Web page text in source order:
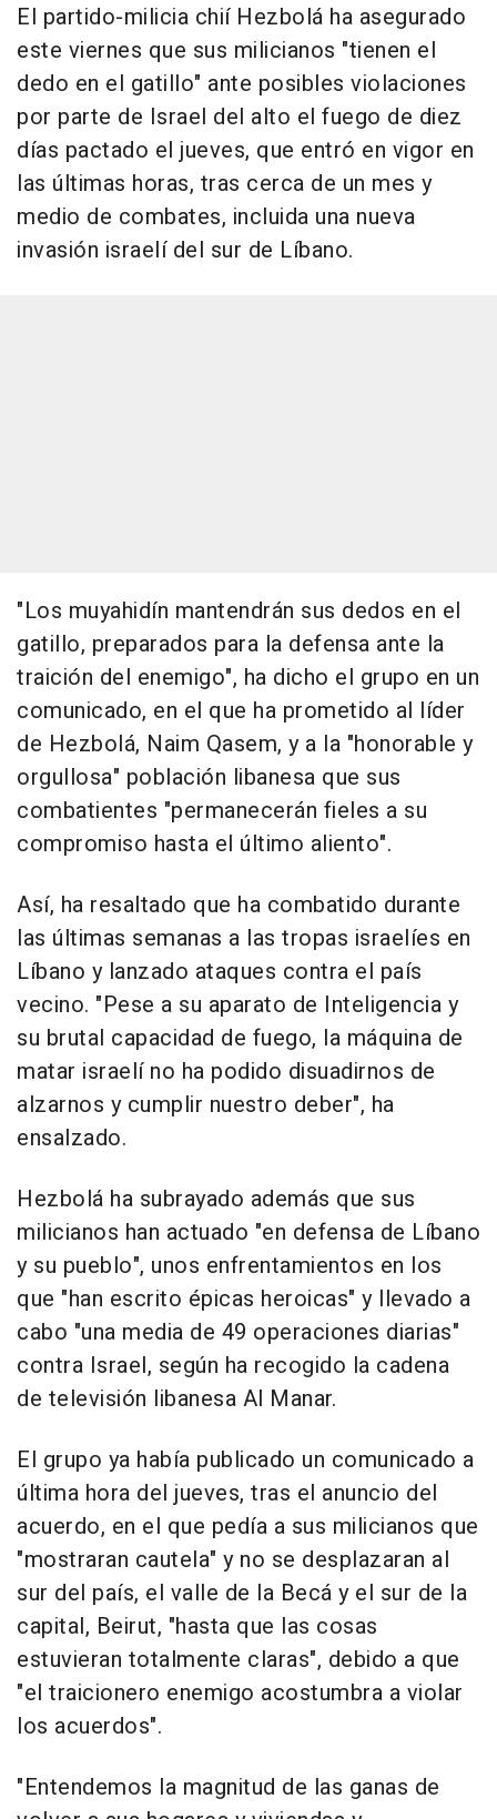
El partido-milicia chií Hezbolá ha asegurado
este viernes que sus milicianos "tienen el
dedo en el gatillo" ante posibles violaciones
por parte de Israel del alto el fuego de diez
días pactado el jueves, que entró en vigor en
las últimas horas, tras cerca de un mes y
medio de combates, incluida una nueva
invasión israelí del sur de Líbano.
"Los muyahidín mantendrán sus dedos en el
gatillo, preparados para la defensa ante la
traición del enemigo", ha dicho el grupo en un
comunicado, en el que ha prometido al líder
de Hezbolá, Naim Qasem, y a la "honorable y
orgullosa" población libanesa que sus
combatientes "permanecerán fieles a su
compromiso hasta el último aliento".
Así, ha resaltado que ha combatido durante
las últimas semanas a las tropas israelíes en
Líbano y lanzado ataques contra el país
vecino. "Pese a su aparato de Inteligencia y
su brutal capacidad de fuego, la máquina de
matar israelí no ha podido disuadirnos de
alzarnos y cumplir nuestro deber", ha
ensalzado.
Hezbolá ha subrayado además que sus
milicianos han actuado "en defensa de Líbano
y su pueblo", unos enfrentamientos en los
que "han escrito épicas heroicas" y llevado a
cabo "una media de 49 operaciones diarias"
contra Israel, según ha recogido la cadena
de televisión libanesa Al Manar.
El grupo ya había publicado un comunicado a
última hora del jueves, tras el anuncio del
acuerdo, en el que pedía a sus milicianos que
"mostraran cautela" y no se desplazaran al
sur del país, el valle de la Becá y el sur de la
capital, Beirut, "hasta que las cosas
estuvieran totalmente claras", debido a que
"el traicionero enemigo acostumbra a violar
los acuerdos".
"Entendemos la magnitud de las ganas de